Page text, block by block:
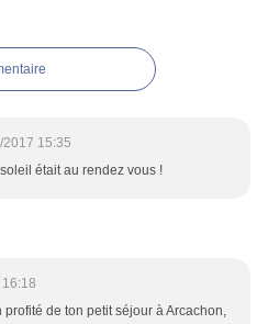
2017 15:35
était au rendez vous !
de ton petit séjour à Arcachon,